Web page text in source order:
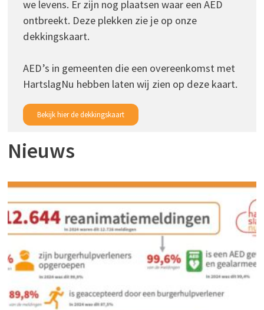
we levens. Er zijn nog plaatsen waar een AED
ontbreekt. Deze plekken zie je op onze
dekkingskaart.
AED’s in gemeenten die een overeenkomst met
HartslagNu hebben laten wij zien op deze kaart.
Bekijk hier de dekkingskaart
Nieuws